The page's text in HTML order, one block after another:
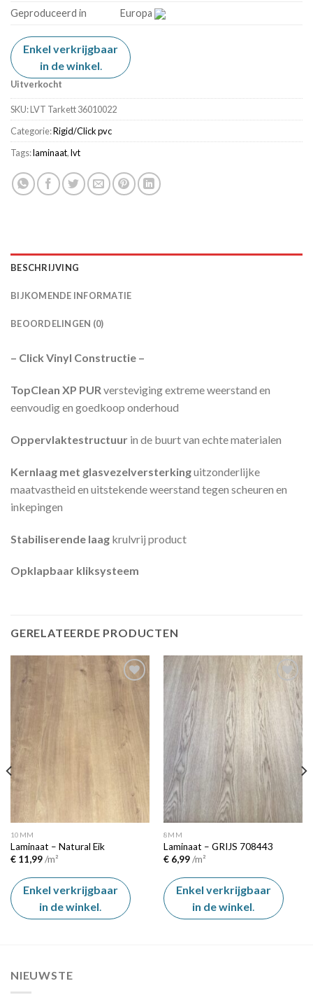
Geproduceerd in
Europa
Enkel verkrijgbaar
in de winkel
Uitverkocht
SKU:LVT Tarkett 36010022
Categorie:Rigid/Click pvc
Tags:laminaat,lvt
BESCHRIJVING
BIJKOMENDE INFORMATIE
BEOORDELINGEN (0)
– Click Vinyl Constructie –
TopClean XP PUR versteviging extreme weerstand en
eenvoudig en goedkoop onderhoud
Oppervlaktestructuur in de buurt van echte materialen
Kernlaag met glasvezelversterkinguitzonderlijke
maatvastheid en uitstekende weerstand tegen scheuren en
inkepingen
Stabiliserende laag krulvrij product
Opklapbaar kliksysteem
GERELATEERDE PRODUCTEN
Add to
wishlist
10MM
Laminaat – Natural Eik
€11,99/m²
Enkel verkrijgbaar
in de winkel.
Add to
wishlist
8MM
Laminaat – GRIJS 708443
€6,99/m²
Enkel verkrijgbaar
in de winkel.
NIEUWSTE